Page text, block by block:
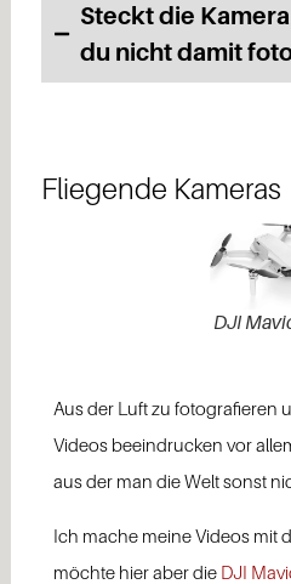
Steckt die
du nicht damit
Fliegende Kameras​
DJI
Aus der Luft zu fotografieren
Videos beeindrucken vor
aus der man die Welt sonst
Ich mache meine Videos mit
möchte hier aber die DJI